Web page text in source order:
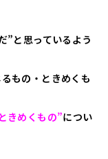
”と思っているよう
もの・ときめくも
きめくもの”につい